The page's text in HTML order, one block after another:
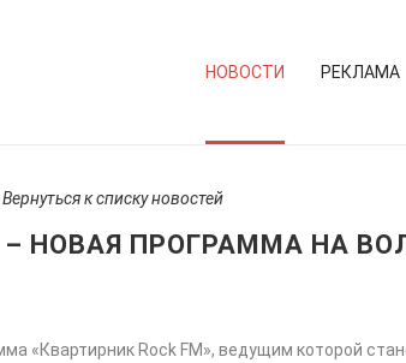
НОВОСТИ РЕКЛАМА
Вернуться к списку новостей
– НОВАЯ ПРОГРАММА НА
«Квартирник Rock FM», ведущим которой